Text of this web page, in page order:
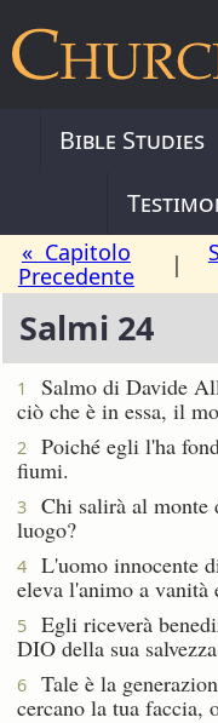
Bible Studies
« Capitolo
Precedente
|
Salmi 24
1 Salmo di Davide
ciò che è in essa, il
2
Poiché egli l'ha
fiumi.
3
Chi salirà al monte
luogo?
4
L'uomo innocente
eleva l'animo a vanità
5
Egli riceverà
DIO della sua
6
Tale è la
cercano la tua faccia,